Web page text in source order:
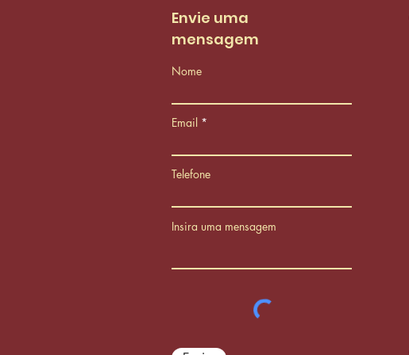
PCCS
Envie uma
mensagem
Nome
Email
Telefone
Insira uma mensagem